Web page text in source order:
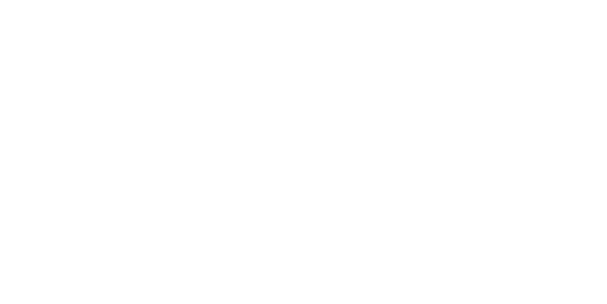
Bekasi Barat Timur Utara Selatan Murah 24 Jam